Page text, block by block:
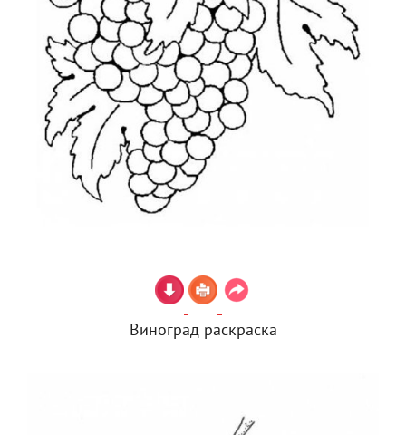
Виноград раскраска